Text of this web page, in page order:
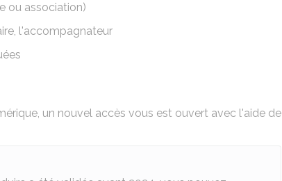
ou association)
l'accompagnateur
un nouvel accès vous est ouvert avec l'aide de